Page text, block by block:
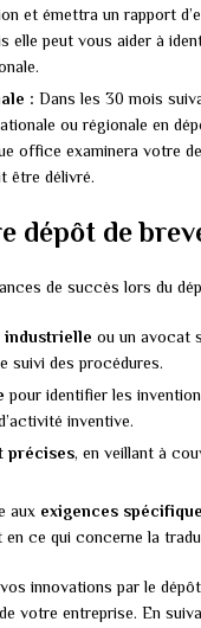
et émettra un rapport
elle peut vous aider à
: Dans les 30 mois
ou régionale en
office examinera votre
être délivré.
dépôt de
de succès lors du
industrielle ou un avocat
suivi des procédures.
pour identifier les
inventive.
précises, en veillant à
aux exigences
ce qui concerne la
innovations par le dépôt
votre entreprise. En